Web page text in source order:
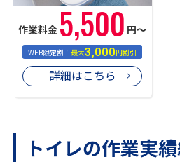
作業料金 5,500 円〜
WEB限定割！最大3,000円割引
詳細はこちら
トイレの作業実